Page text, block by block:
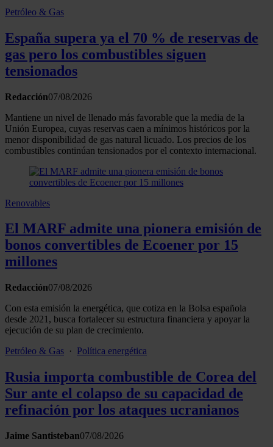
Petróleo & Gas
España supera ya el 70 % de reservas de
gas pero los combustibles siguen
tensionados
Redacción07/08/2026
Mantiene un nivel de llenado más favorable que la media de la
Unión Europea, cuyas reservas caen a mínimos históricos por la
menor disponibilidad de gas natural licuado. Los precios de los
combustibles continúan tensionados por el contexto internacional.
Renovables
El MARF admite una pionera emisión de
bonos convertibles de Ecoener por 15
millones
Redacción07/08/2026
Con esta emisión la energética, que cotiza en la Bolsa española
desde 2021, busca fortalecer su estructura financiera y apoyar la
ejecución de su plan de crecimiento.
Petróleo & Gas · Política energética
Rusia importa combustible de Corea del
Sur ante el colapso de su capacidad de
refinación por los ataques ucranianos
Jaime Santisteban07/08/2026